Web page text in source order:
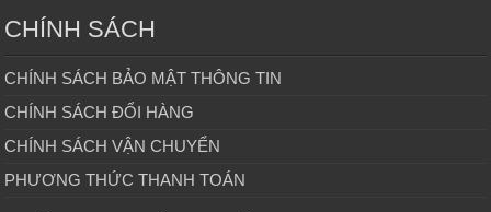
CHÍNH SÁCH
CHÍNH SÁCH BẢO MẬT THÔNG TIN
CHÍNH SÁCH ĐỔI HÀNG
CHÍNH SÁCH VẬN CHUYỂN
PHƯƠNG THỨC THANH TOÁN